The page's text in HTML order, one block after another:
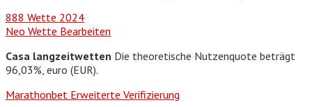
888 Wette 2024
Neo Wette Bearbeiten
Casa langzeitwetten Die theoretische Nutzenquote beträgt
96,03%, euro (EUR).
Marathonbet Erweiterte Verifizierung